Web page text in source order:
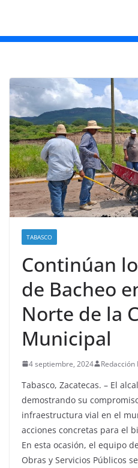
TABASCO
Continúan
de Bacheo
Norte de la
Municipal
4 septiembre, 2024 Redacción
Tabasco, Zacatecas. – El
demostrando su
infraestructura vial en el
acciones concretas para el
En esta ocasión, el equipo
Obras y Servicios Públicos